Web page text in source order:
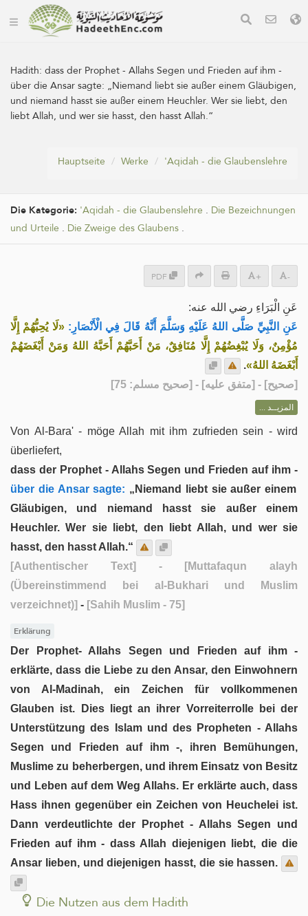
Hadith:dass der Prophet - Allahs Segen und Frieden auf ihm -
über die Ansar sagte: „Niemand liebt sie außer einem Gläubigen,
und niemand hasst sie außer einem Heuchler. Wer sie liebt, den
liebt Allah, und wer sie hasst, den hasst Allah.“
Hauptseite Werke 'Aqidah - die Glaubenslehre
Die Kategorie: 'Aqidah - die Glaubenslehre . Die Bezeichnungen
und Urteile . Die Zweige des Glaubens .
PDF + -
عَنِ الْبَرَاءِ رضي الله عنه:
عَنِ النَّبِيِّ صَلَّى اللهُ عَلَيْهِ وَسَلَّمَ أَنَّهُ قَالَ فِي الْأَنْصَارِ: «لَا يُحِبُّهُمْ إِلَّا
مُؤْمِنٌ، وَلَا يُبْغِضُهُمْ إِلَّا مُنَافِقٌ، مَنْ أَحَبَّهُمْ أَحَبَّهُ اللهُ وَمَنْ أَبْغَضَهُمْ
أَبْغَضَهُ اللهُ».
[صحيح] - [متفق عليه] - [صحيح مسلم: 75]
المزيــد ...
Von Al-Bara' - möge Allah mit ihm zufrieden sein - wird
überliefert,
dass der Prophet - Allahs Segen und Frieden auf ihm -
über die Ansar sagte: „Niemand liebt sie außer einem
Gläubigen, und niemand hasst sie außer einem
Heuchler. Wer sie liebt, den liebt Allah, und wer sie
hasst, den hasst Allah.“
[Authentischer Text]
- [Muttafaqun alayh
(Übereinstimmend bei al-Bukhari und Muslim
verzeichnet)] - [Sahih Muslim - 75]
Erklärung
Der Prophet- Allahs Segen und Frieden auf ihm -
erklärte, dass die Liebe zu den Ansar, den Einwohnern
von Al-Madinah, ein Zeichen für vollkommenen
Glauben ist. Dies liegt an ihrer Vorreiterrolle bei der
Unterstützung des Islam und des Propheten - Allahs
Segen und Frieden auf ihm -, ihren Bemühungen,
Muslime zu beherbergen, und ihrem Einsatz von Besitz
und Leben auf dem Weg Allahs. Er erklärte auch, dass
Hass ihnen gegenüber ein Zeichen von Heuchelei ist.
Dann verdeutlichte der Prophet - Allahs Segen und
Frieden auf ihm - dass Allah diejenigen liebt, die die
Ansar lieben, und diejenigen hasst, die sie hassen.
Die Nutzen aus dem Hadith